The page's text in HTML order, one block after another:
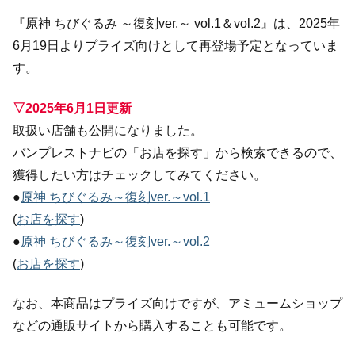
『原神 ちびぐるみ ～復刻ver.～ vol.1＆vol.2』は、2025年
6月19日よりプライズ向けとして再登場予定となっていま
す。
▽2025年6月1日更新
取扱い店舗も公開になりました。
バンプレストナビの「お店を探す」から検索できるので、
獲得したい方はチェックしてみてください。
●原神 ちびぐるみ～復刻ver.～vol.1
(お店を探す)
●原神 ちびぐるみ～復刻ver.～vol.2
(お店を探す)
なお、本商品はプライズ向けですが、アミュームショップ
などの通販サイトから購入することも可能です。